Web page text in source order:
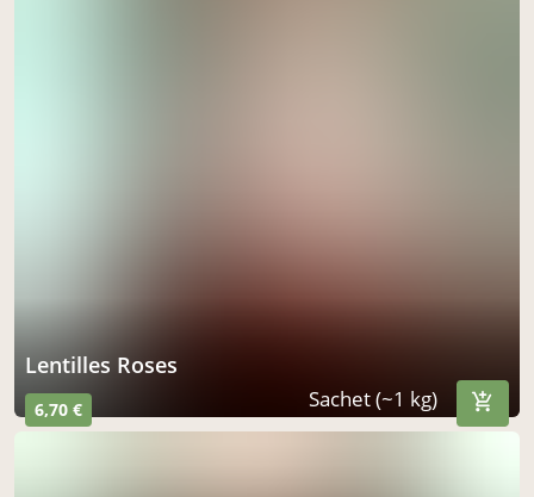
Lentilles Roses
6,70 € Sachet (~1 kg)